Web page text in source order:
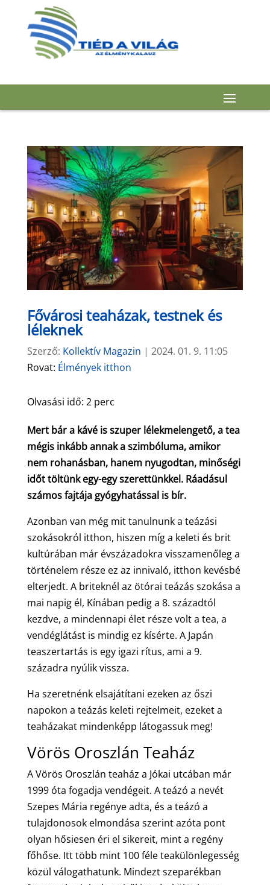
Fővárosi teaházak, testnek és
léleknek
Szerző: Kollektív Magazin | 2024. 01. 9. 11:05
Rovat: Élmények itthon
Olvasási idő: 2 perc
Mert bár a kávé is szuper lélekmelengető, a tea
mégis inkább annak a szimbóluma, amikor
nem rohanásban, hanem nyugodtan, minőségi
időt töltünk egy-egy szerettünkkel. Ráadásul
számos fajtája gyógyhatással is bír.
Azonban van még mit tanulnunk a teázási
szokásokról itthon, hiszen míg a keleti és brit
kultúrában már évszázadokra visszamenőleg a
történelem része ez az innivaló, itthon kevésbé
elterjedt. A briteknél az ötórai teázás szokása a
mai napig él, Kínában pedig a 8. századtól
kezdve, a mindennapi élet része volt a tea, a
vendéglátást is mindig ez kísérte. A Japán
teaszertartás is egy igazi rítus, ami a 9.
századra nyúlik vissza.
Ha szeretnénk elsajátítani ezeken az őszi
napokon a teázás keleti rejtelmeit, ezeket a
teaházakat mindenképp látogassuk meg!
Vörös Oroszlán Teaház
A Vörös Oroszlán teaház a Jókai utcában már
1999 óta fogadja vendégeit. A teázó a nevét
Szepes Mária regénye adta, és a teázó a
tulajdonosok elmondása szerint azóta pont
olyan hősiesen éri el sikereit, mint a regény
főhőse. Itt több mint 100 féle teakülönlegesség
közül válogathatunk. Mindezt szeparékban